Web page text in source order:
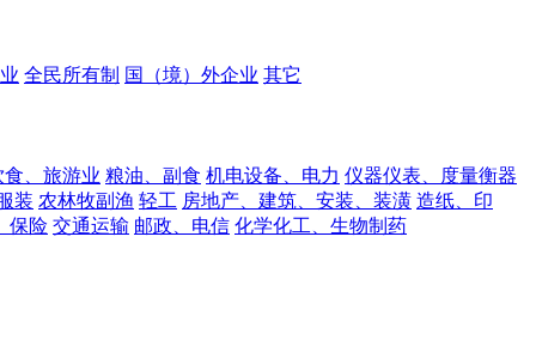
全民所有制 国（境）外企业 其它
食、旅游业 粮油、副食 机电设备、电力 仪器仪表、度量衡器
装 农林牧副渔 轻工 房地产、建筑、安装、装潢 造纸、印
保险 交通运输 邮政、电信 化学化工、生物制药